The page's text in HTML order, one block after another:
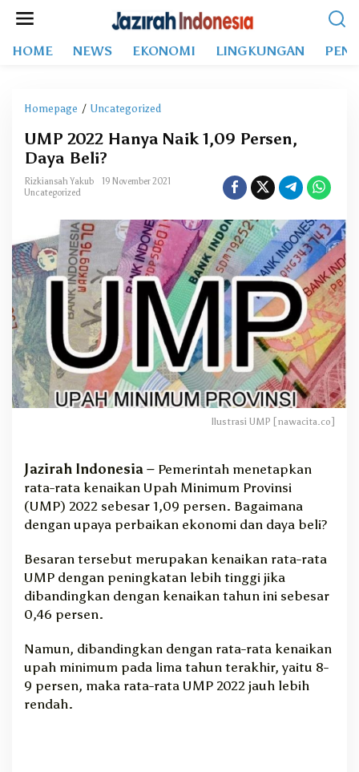
HOME NEWS EKONOMI LINGKUNGAN
Homepage / Uncategorized
P
H
a
n
y
a
N
a
i
k
1
,
0
e
n
,
a
y
a
i
?
UMP 2022 Hanya Naik 1,09 Persen,
Daya Beli?
Rizkiansah Yakub
19 November 2021
Uncategorized
Ilustrasi UMP [nawacita.co]
Jazirah Indonesia – Pemerintah menetapkan
rata-rata kenaikan Upah Minimum Provinsi
(UMP) 2022 sebesar 1,09 persen. Bagaimana
dengan upaya perbaikan ekonomi dan daya beli?
Besaran tersebut merupakan kenaikan rata-rata
UMP dengan peningkatan lebih tinggi jika
dibandingkan dengan kenaikan tahun ini sebesar
0,46 persen.
Namun, dibandingkan dengan rata-rata kenaikan
upah minimum pada lima tahun terakhir, yaitu 8-
9 persen, maka rata-rata UMP 2022 jauh lebih
rendah.